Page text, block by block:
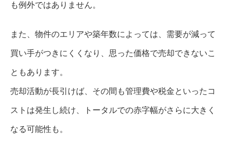
も例外ではありません。
また、物件のエリアや築年数によっては、需要が減って
買い手がつきにくくなり、思った価格で売却できないこ
ともあります。
売却活動が長引けば、その間も管理費や税金といったコ
ストは発生し続け、トータルでの赤字幅がさらに大きく
なる可能性も。